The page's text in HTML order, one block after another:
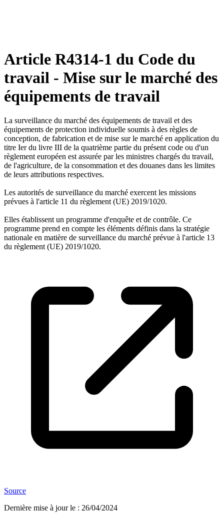
Article R4314-1 du Code du
travail - Mise sur le marché des
équipements de travail
La surveillance du marché des équipements de travail et des
équipements de protection individuelle soumis à des règles de
conception, de fabrication et de mise sur le marché en application du
titre Ier du livre III de la quatrième partie du présent code ou d'un
règlement européen est assurée par les ministres chargés du travail,
de l'agriculture, de la consommation et des douanes dans les limites
de leurs attributions respectives.
Les autorités de surveillance du marché exercent les missions
prévues à l'article 11 du règlement (UE) 2019/1020.
Elles établissent un programme d'enquête et de contrôle. Ce
programme prend en compte les éléments définis dans la stratégie
nationale en matière de surveillance du marché prévue à l'article 13
du règlement (UE) 2019/1020.
Source
Dernière mise à jour le : 26/04/2024